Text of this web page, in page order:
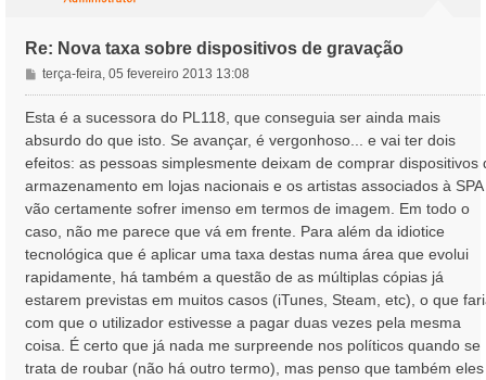
Re: Nova taxa sobre dispositivos de gravação
M
e
n
g
e
m
terça-feira, 05 fevereiro 2013 13:08
Esta é a sucessora do PL118, que conseguia ser ainda mais
absurdo do que isto. Se avançar, é vergonhoso... e vai ter dois
efeitos: as pessoas simplesmente deixam de comprar dispositivos
armazenamento em lojas nacionais e os artistas associados à SPA
vão certamente sofrer imenso em termos de imagem. Em todo o
caso, não me parece que vá em frente. Para além da idiotice
tecnológica que é aplicar uma taxa destas numa área que evolui
rapidamente, há também a questão de as múltiplas cópias já
estarem previstas em muitos casos (iTunes, Steam, etc), o que
com que o utilizador estivesse a pagar duas vezes pela mesma
coisa. É certo que já nada me surpreende nos políticos quando se
trata de roubar (não há outro termo), mas penso que também eles